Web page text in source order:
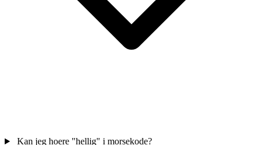
Kan jeg hoere "hellig" i morsekode?